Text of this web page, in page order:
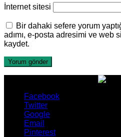
İnternet sitesi
Bir dahaki sefere yorum
adımı, e-posta adresimi ve web
kaydet.
Facebook
Twitter
Google
Email
Pinterest